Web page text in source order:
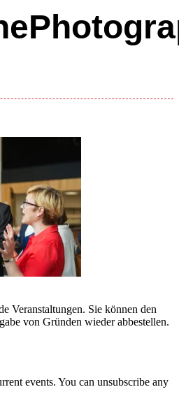
Veranstaltungen. Sie können den
von Gründen wieder abbestellen.
events. You can unsubscribe any